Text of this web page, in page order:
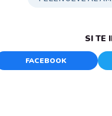
SI TE
FACEBOOK